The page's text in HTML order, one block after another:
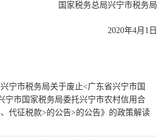
国家税务总局兴宁市税务局
2020年4月1日
宁市税务局关于废止<广东省兴宁市国
宁市国家税务局委托兴宁市农村信用合
代征税款>的公告>的公告》的政策解读